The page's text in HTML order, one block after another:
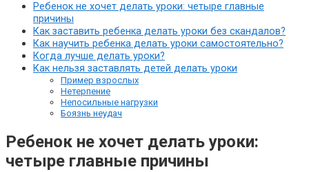
Ребенок не хочет делать уроки: четыре главные
причины
Как заставить ребенка делать уроки без скандалов?
Как научить ребенка делать уроки самостоятельно?
Когда лучше делать уроки?
Как нельзя заставлять детей делать уроки
Пример взрослых
Нетерпение
Непосильные нагрузки
Боязнь неудач
Ребенок не хочет делать уроки:
четыре главные причины